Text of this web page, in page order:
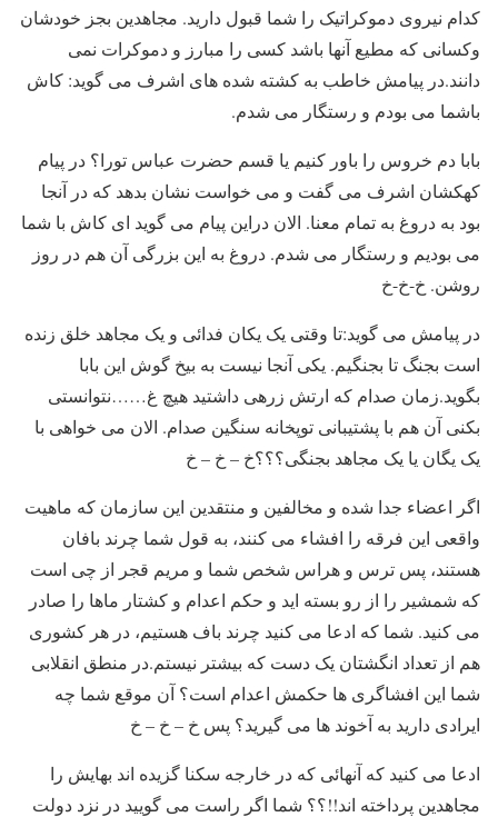
کدام نیروی دموکراتیک را شما قبول دارید. مجاهدین بجز خودشان
وکسانی که مطیع آنها باشد کسی را مبارز و دموکرات نمی
دانند.در پیامش خاطب به کشته شده های اشرف می گوید: کاش
باشما می بودم و رستگار می شدم.
بابا دم خروس را باور کنیم یا قسم حضرت عباس تورا؟ در پیام
کهکشان اشرف می گفت و می خواست نشان بدهد که در آنجا
بود به دروغ به تمام معنا. الان دراین پیام می گوید ای کاش با شما
می بودیم و رستگار می شدم. دروغ به این بزرگی آن هم در روز
روشن. خ-خ-خ
در پیامش می گوید:تا وقتی یک یکان فدائی و یک مجاهد خلق زنده
است بجنگ تا بجنگیم. یکی آنجا نیست به بیخ گوش این بابا
بگوید.زمان صدام که ارتش زرهی داشتید هیچ غ……نتوانستی
بکنی آن هم با پشتیبانی توپخانه سنگین صدام. الان می خواهی با
یک یگان یا یک مجاهد بجنگی؟؟؟خ – خ – خ
اگر اعضاء جدا شده و مخالفین و منتقدین این سازمان که ماهیت
واقعی این فرقه را افشاء می کنند، به قول شما چرند بافان
هستند، پس ترس و هراس شخص شما و مریم قجر از چی است
که شمشیر را از رو بسته اید و حکم اعدام و کشتار ماها را صادر
می کنید. شما که ادعا می کنید چرند باف هستیم، در هر کشوری
هم از تعداد انگشتان یک دست که بیشتر نیستم.در منطق انقلابی
شما این افشاگری ها حکمش اعدام است؟ آن موقع شما چه
ایرادی دارید به آخوند ها می گیرید؟ پس خ – خ – خ
ادعا می کنید که آنهائی که در خارجه سکنا گزیده اند بهایش را
مجاهدین پرداخته اند!!؟؟ شما اگر راست می گویید در نزد دولت